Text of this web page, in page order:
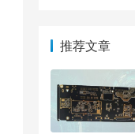
推荐文章